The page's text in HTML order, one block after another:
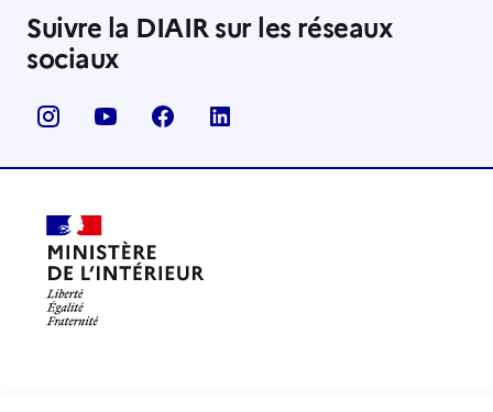
Suivre la DIAIR sur les réseaux
sociaux